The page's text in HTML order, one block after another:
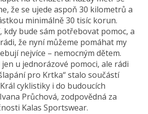
že se ujede aspoň 30 kilometrů a
minimálně 30 tisíc korun.
kdy bude sám potřebovat pomoc, a
že nyní můžeme pomáhat my
nejvíce – nemocným dětem.
u jednorázové pomoci, ale rádi
pro Krtka“ stalo součástí
cyklistiky i do budoucích
Průchová, zodpovědná za
Kalas Sportswear.